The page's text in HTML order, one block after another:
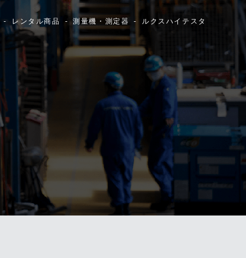
レンタル商品 測量機・測定器 ルクスハイテスタ